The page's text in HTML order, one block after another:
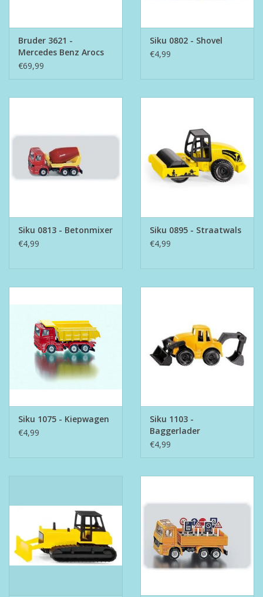
Bruder 3621 -
Mercedes Benz Arocs
Vrachtwagen
€69,99
Siku 0802 - Shovel
€4,99
Siku 0813 - Betonmixer
€4,99
Siku 0895 - Straatwals
€4,99
Siku 1075 - Kiepwagen
€4,99
Siku 1103 -
Baggerlader
€4,99